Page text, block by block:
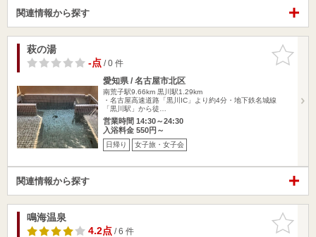
関連情報から探す
お気に入
りに追加
萩の湯
-点/ 0 件
愛知県 / 名古屋市北区
南荒子駅9.66km 黒川駅1.29km
・名古屋高速道路「黒川IC」より約4分・地下鉄名城線
「黒川駅」から徒…
営業時間 14:30～24:30
入浴料金 550円～
日帰り 女子旅・女子会
関連情報から探す
お気に入
りに追加
鳴海温泉
4.2点/ 6 件